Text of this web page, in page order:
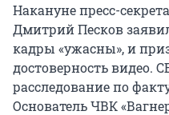
Накануне пресс-
Дмитрий Песков
кадры «ужасны», и
достоверность видео.
расследование по
Основатель ЧВК